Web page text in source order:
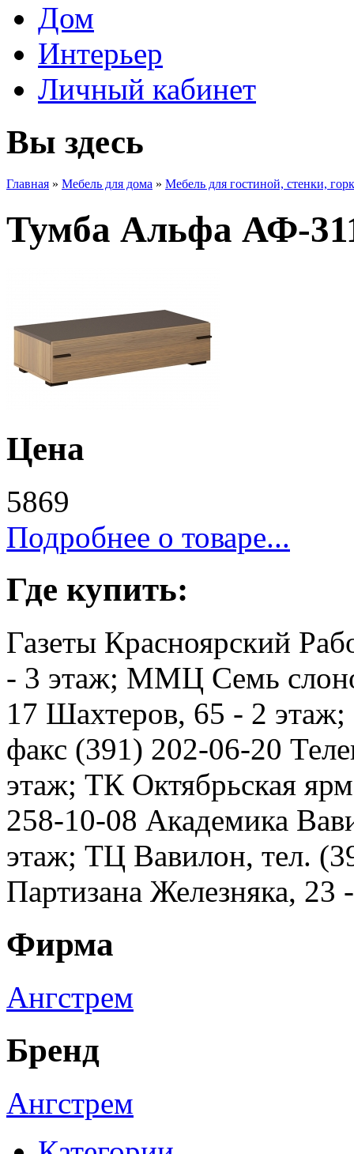
Дом
Интерьер
Личный кабинет
Вы здесь
Главная » Мебель для дома » Мебель для гостиной, стенки,
Тумба Альфа АФ-
Цена
5869
Подробнее о товаре...
Где купить:
Газеты Красноярский
- 3 этаж; ММЦ Семь
17 Шахтеров, 65 - 2
факс (391) 202-06-20
этаж; ТК Октябрьская
258-10-08 Академика
этаж; ТЦ Вавилон, тел.
Партизана Железняка,
Фирма
Ангстрем
Бренд
Ангстрем